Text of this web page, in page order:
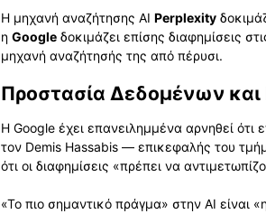
Η μηχανή αναζήτησης AI Perplexity
η Google δοκιμάζει επίσης διαφημίσεις
μηχανή αναζήτησής της από πέρυσι.
Προστασία Δεδομένων και
Η Google έχει επανειλημμένα αρνηθεί ότι
τον Demis Hassabis — επικεφαλής του
ότι οι διαφημίσεις «πρέπει να
«Το πιο σημαντικό πράγμα» στην AI είναι